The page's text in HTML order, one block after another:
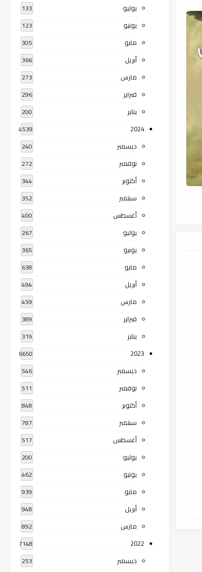
يوليو 133
يونيو 123
مايو 305
أبريل 366
مارس 273
فبراير 296
يناير 200
2024
4539
ديسمبر 240
نوفمبر 272
أكتوبر 344
سبتمبر 352
أغسطس 400
يوليو 267
يونيو 365
مايو 638
أبريل 494
مارس 459
فبراير 389
يناير 319
2023
6650
ديسمبر 546
نوفمبر 511
أكتوبر 848
سبتمبر 787
أغسطس 517
يوليو 200
يونيو 462
مايو 939
أبريل 948
مارس 892
2022
7148
ديسمبر 253